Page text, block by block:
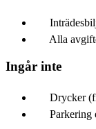
Alla
Ingår inte
Drycker
Parkering